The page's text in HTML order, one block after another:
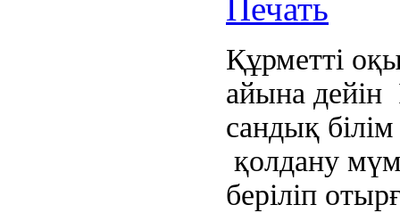
Құрметті
айына
сандық
қолдану
беріліп